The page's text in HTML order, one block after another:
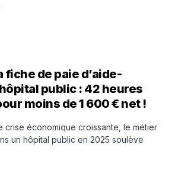
fiche de paie d’aide-
public : 42 heures
moins de 1 600 € net !
crise économique croissante, le métier
un hôpital public en 2025 soulève